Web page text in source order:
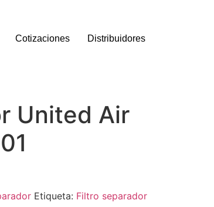
Cotizaciones Distribuidores
United Air
Etiqueta: Filtro separador